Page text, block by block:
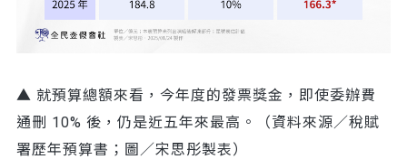
▲ 就預算總額來看，今年度的發票獎金，即使委辦費
通刪 10% 後，仍是近五年來最高。（資料來源／稅賦
署歷年預算書；圖／宋思彤製表）